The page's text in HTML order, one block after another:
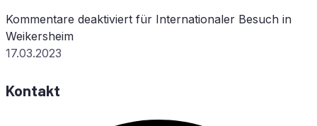
Kommentare deaktiviert für In­ter­na­tio­na­ler Be­such in
Weikersheim
17.03.2023
Kontakt